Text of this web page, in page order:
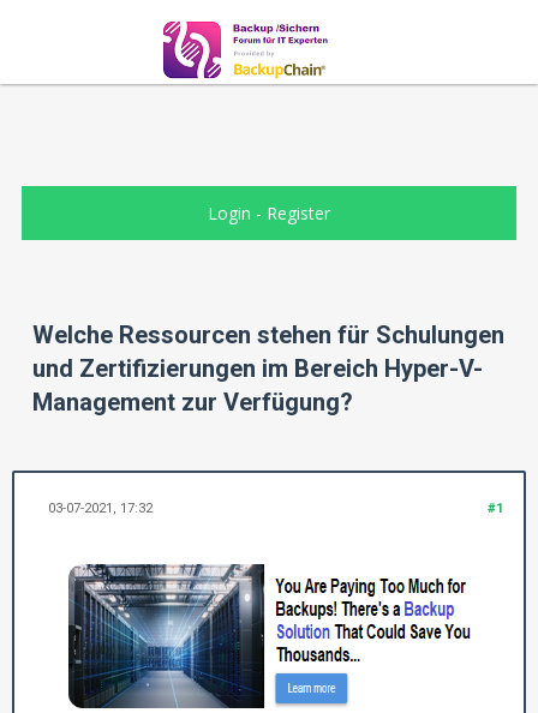
Login - Register
Welche Ressourcen stehen für Schulungen
und Zertifizierungen im Bereich Hyper-V-
Management zur Verfügung?
#1
03-07-2021, 17:32